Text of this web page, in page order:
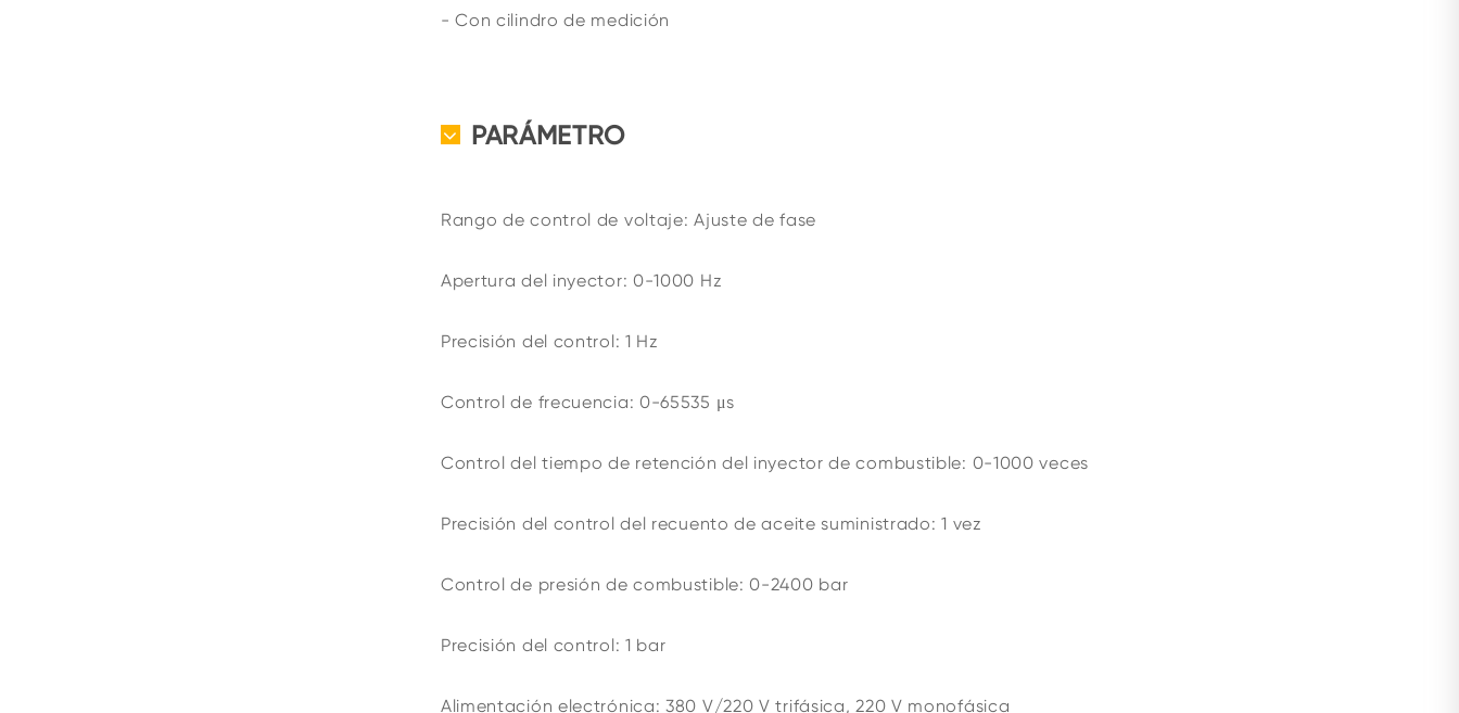
- Con cilindro de medición
PARÁMETRO
Rango de control de voltaje: Ajuste de fase
Apertura del inyector: 0-1000 Hz
Precisión del control: 1 Hz
Control de frecuencia: 0-65535 μs
Control del tiempo de retención del inyector de combustible: 0-1000 veces
Precisión del control del recuento de aceite suministrado: 1 vez
Control de presión de combustible: 0-2400 bar
Precisión del control: 1 bar
Alimentación electrónica: 380 V/220 V trifásica, 220 V monofásica